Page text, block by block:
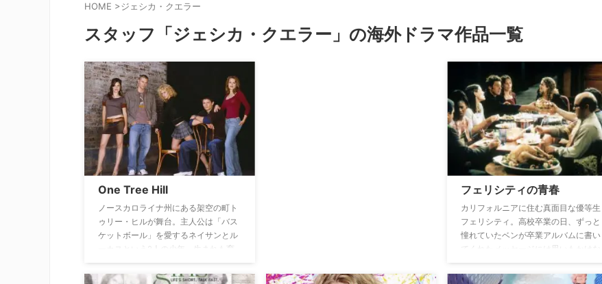
HOME >ジェシカ・クエラー
スタッフ「ジェシカ・クエラー」の海外ドラマ作品一覧
One Tree Hill
ノースカロライナ州にある架空の町ト
ゥリー・ヒルが舞台。主人公は「バス
ケットボール」を愛するネイサンとル
ーカスという2人の少年。生まれも育
が、実は異母兄弟だった。地元のトゥ
フェリシティの青春
カリフォルニアに住む真面目な優等生
フェリシティ。高校卒業の日、ずっと
憧れていたベンが卒業アルバムに書い
てくれたメッセージには思いもかけな
う大学進学を変更し、ベンを追いかけ